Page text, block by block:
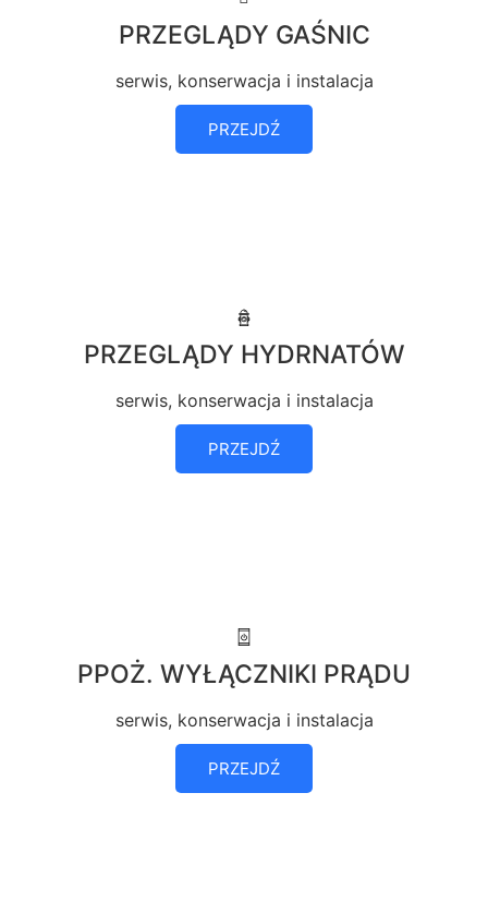
PRZEGLĄDY GAŚNIC
serwis, konserwacja i instalacja
PRZEJDŹ
PRZEGLĄDY HYDRNATÓW
serwis, konserwacja i instalacja
PRZEJDŹ
PPOŻ. WYŁĄCZNIKI PRĄDU
serwis, konserwacja i instalacja
PRZEJDŹ